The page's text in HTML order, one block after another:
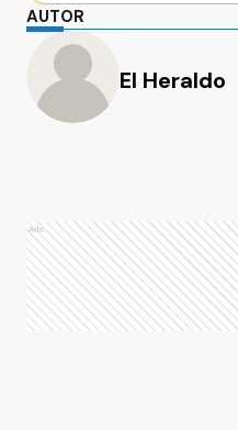
AUTOR
El Heraldo
Ads